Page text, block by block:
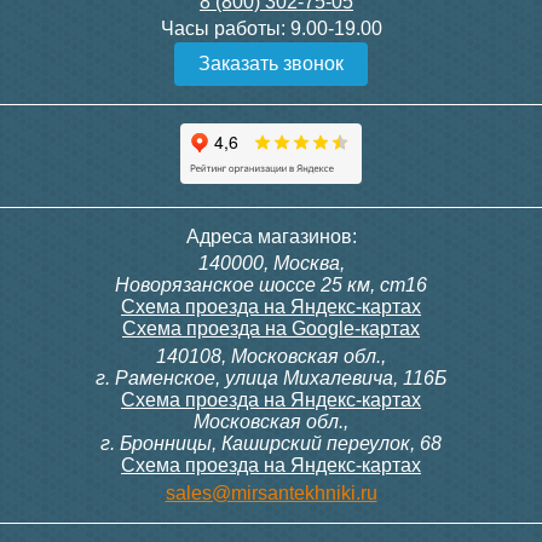
Конвектор ITT.080.200.1300
с решеткой GRILL.SGW-20-
Конвектор ITT.080.200.1000
с решеткой GRILL.SGW-20-
Конвектор ITT.080.200.1000
с решеткой GRILL.SGW-20-
Конвектор ITT.080.200.900 с
решеткой GRILL.SGA-20-
Подробнее Подробнее
300, 230В (врезной - квадр.
9 700
конвектора прямой itermic
ITFS
5 150
Часы работы: 9.00-19.00
Заказать звонок
Адреса магазинов:
140000, Москва,
Новорязанское шоссе 25 км, ст16
Схема проезда на Яндекс-картах
Схема проезда на Google-картах
140108, Московская обл.,
г. Раменское, улица Михалевича, 116Б
Схема проезда на Яндекс-картах
Московская обл.,
г. Бронницы, Каширский переулок, 68
Схема проезда на Яндекс-картах
sales@mirsantekhniki.ru